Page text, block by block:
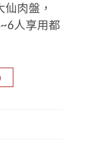
肉盤，
人享用都